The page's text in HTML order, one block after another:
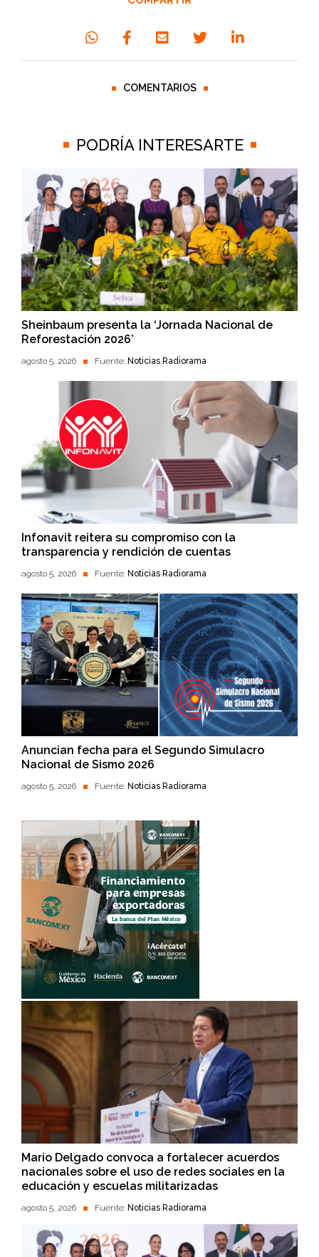
COMENTARIOS
PODRÍA INTERESARTE
Sheinbaum presenta la ‘Jornada Nacional de
Reforestación 2026’
agosto 5, 2026 Fuente: Noticias Radiorama
Infonavit reitera su compromiso con la
transparencia y rendición de cuentas
agosto 5, 2026 Fuente: Noticias Radiorama
Anuncian fecha para el Segundo Simulacro
Nacional de Sismo 2026
agosto 5, 2026 Fuente: Noticias Radiorama
Mario Delgado convoca a fortalecer acuerdos
nacionales sobre el uso de redes sociales en la
educación y escuelas militarizadas
agosto 5, 2026 Fuente: Noticias Radiorama